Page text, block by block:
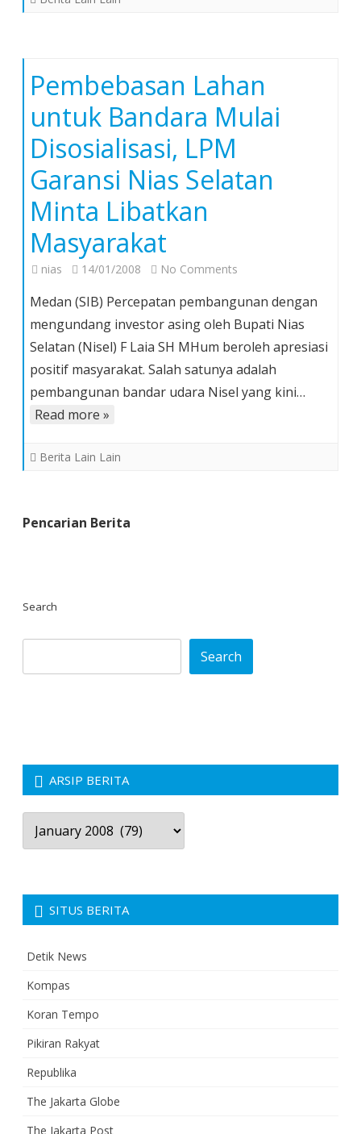
Pembebasan Lahan
untuk Bandara Mulai
Disosialisasi, LPM
Garansi Nias Selatan
Minta Libatkan
Masyarakat
nias 14/01/2008 No Comments
Lahan
untuk
Bandara
Mulai
Disosialisasi,
Medan (SIB) Percepatan pembangunan dengan
mengundang investor asing oleh Bupati Nias
Selatan (Nisel) F Laia SH MHum beroleh apresiasi
positif masyarakat. Salah satunya adalah
pembangunan bandar udara Nisel yang kini…
Read more »
Berita Lain Lain
Pencarian Berita
Search
Search
ARSIP BERITA
Arsip
Berita
SITUS BERITA
Detik News
Kompas
Koran Tempo
Pikiran Rakyat
Republika
The Jakarta Globe
The Jakarta Post